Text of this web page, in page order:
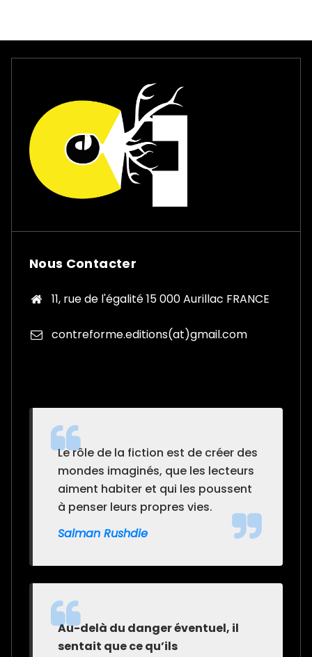
Nous Contacter
11, rue de l'égalité 15 000 Aurillac FRANCE
contreforme.editions(at)gmail.com
Le rôle de la fiction est de créer des
mondes imaginés, que les lecteurs
aiment habiter et qui les poussent
à penser leurs propres vies.
Salman Rushdie
Au-delà du danger éventuel, il
sentait que ce qu’ils